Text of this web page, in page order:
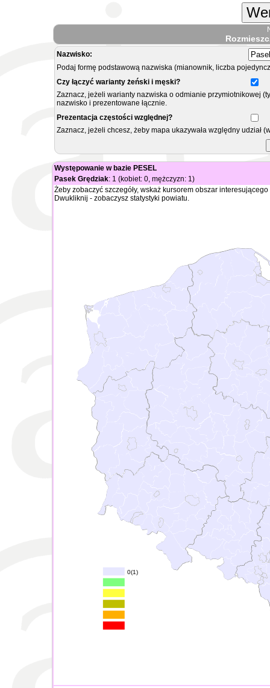
Nazwisko:
Podaj formę podstawową nazwiska (mianownik, liczba
Czy łączyć warianty żeński i męski?
Zaznacz, jeżeli warianty nazwiska o odmianie przymiotnikowej
nazwisko i prezentowane łącznie.
Prezentacja częstości względnej?
Zaznacz, jeżeli chcesz, żeby mapa ukazywała względny
Występowanie w bazie PESEL
Pasek Grędziak: 1 (kobiet: 0, mężczyzn: 1)
Żeby zobaczyć szczegóły, wskaż kursorem obszar
Dwukliknij - zobaczysz statystyki powiatu.
0(1)